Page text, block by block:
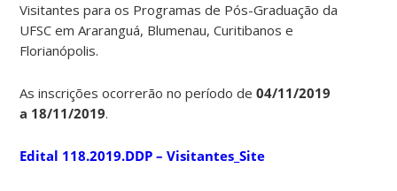
Visitantes para os Programas de Pós-Graduação da
UFSC em Araranguá, Blumenau, Curitibanos e
Florianópolis.
As inscrições ocorrerão no período de04/11/2019
a 18/11/2019.
Edital 118.2019.DDP – Visitantes_Site